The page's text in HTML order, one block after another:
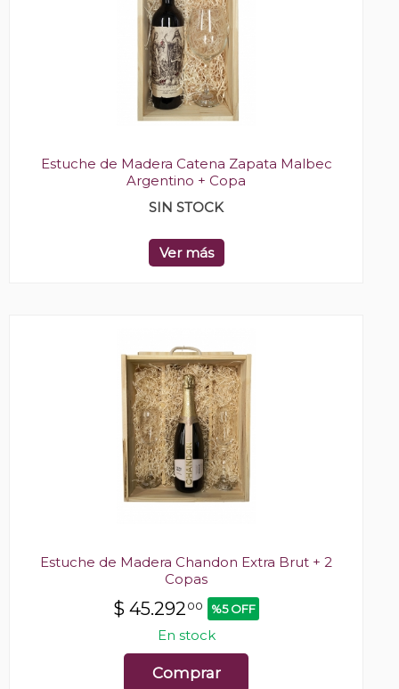
Estuche de Madera Catena Zapata Malbec
Argentino + Copa
SIN STOCK
Ver más
Estuche de Madera Chandon Extra Brut + 2
Copas
$ 45.292 00 %5 OFF
En stock
Comprar